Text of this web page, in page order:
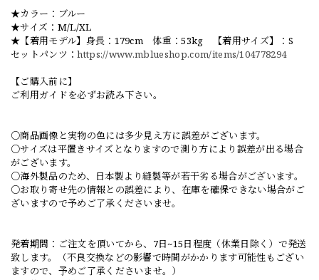
★カラー：ブルー
★サイズ：M/L/XL
★【着用モデル】身長：179cm 体重：53kg 【着用サイズ】：S
セットパンツ：https://www.mblueshop.com/items/104778294
【ご購入前に】
ご利用ガイドを必ずお読み下さい。
○商品画像と実物の色には多少見え方に誤差がございます。
○サイズは平置きサイズとなりますので測り方により誤差が出る場合
がございます。
○海外製品のため、日本製より縫製等が若干劣る場合がございます。
○お取り寄せ先の情報との誤差により、在庫を確保できない場合がご
ざいますので予めご了承くださいませ。
発着期間：ご注文を頂いてから、7日~15日程度（休業日除く）で発送
致します。（不良交換などの影響で時間がかかります可能性もござい
ますので、予めご了承くださいませ。）